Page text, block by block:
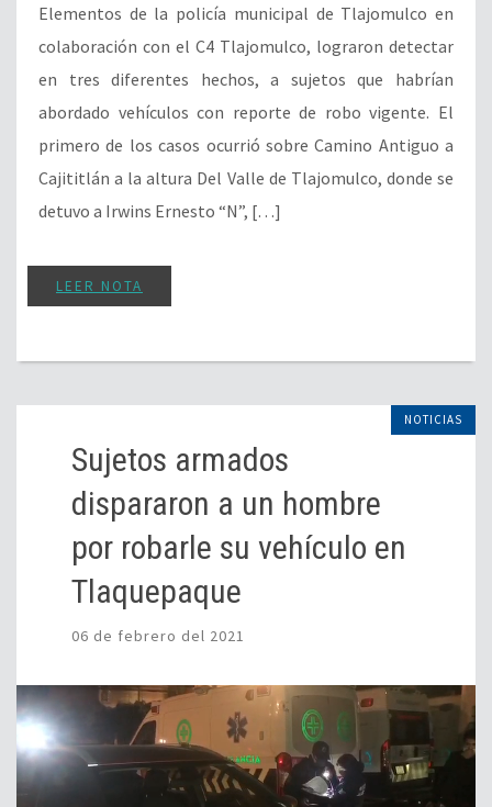
Elementos de la policía municipal de Tlajomulco en
colaboración con el C4 Tlajomulco, lograron detectar
en tres diferentes hechos, a sujetos que habrían
abordado vehículos con reporte de robo vigente. El
primero de los casos ocurrió sobre Camino Antiguo a
Cajititlán a la altura Del Valle de Tlajomulco, donde se
detuvo a Irwins Ernesto “N”, […]
LEER NOTA
NOTICIAS
Sujetos armados
dispararon a un hombre
por robarle su vehículo en
Tlaquepaque
06 de febrero del 2021